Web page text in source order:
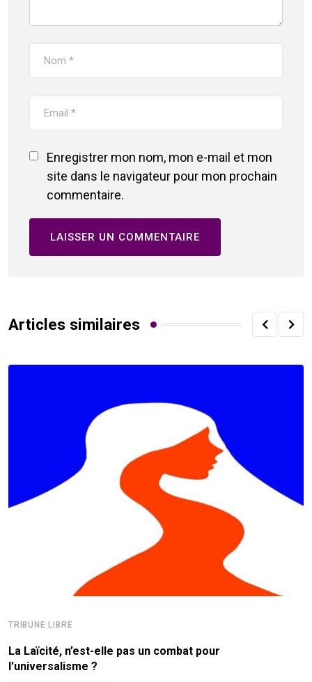
Enregistrer mon nom, mon e-mail et mon
site dans le navigateur pour mon prochain
commentaire.
Articles similaires
TRIBUNE LIBRE
La Laïcité, n’est-elle pas un combat pour
l’universalisme ?